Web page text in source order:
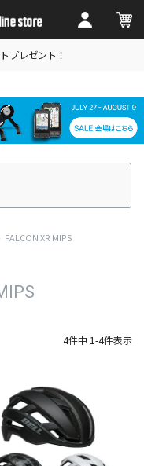
プレゼント！
FALCON XR MIPS
4件中 1-4件表示